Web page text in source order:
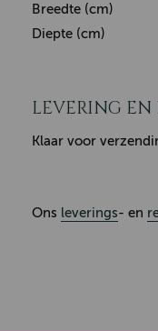
Breedte (cm)
Diepte (cm)
LEVERING EN
Klaar voor
Ons leverings- en